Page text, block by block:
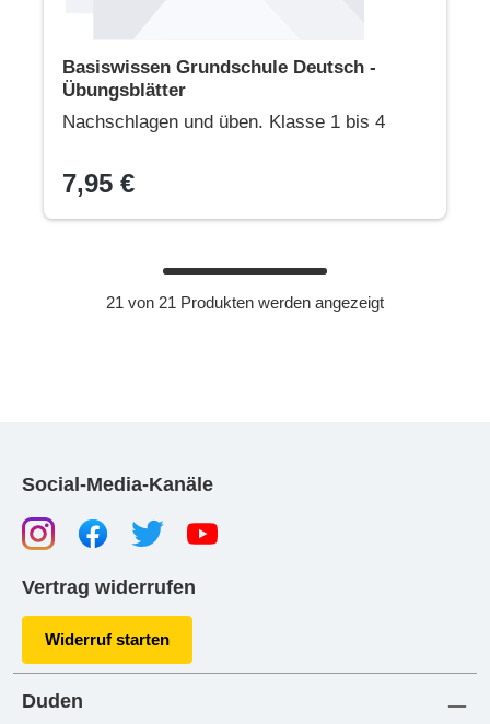
Basiswissen Grundschule Deutsch -
Übungsblätter
Nachschlagen und üben. Klasse 1 bis 4
7,95 €
21 von 21 Produkten werden angezeigt
Social-Media-Kanäle
Vertrag widerrufen
Widerruf starten
Duden